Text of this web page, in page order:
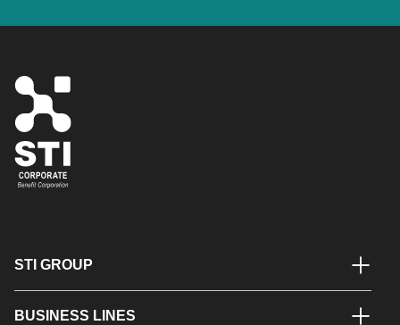
STI GROUP
∟ STI Group
∟ Italia
BUSINESS LINES